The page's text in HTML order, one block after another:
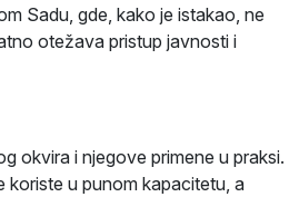
Sadu, gde, kako je istakao, ne
otežava pristup javnosti i
okvira i njegove primene u praksi.
koriste u punom kapacitetu, a